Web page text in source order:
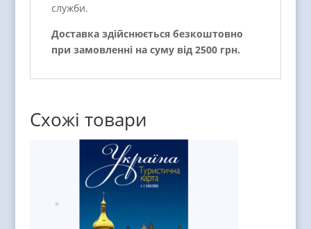
служби.
Доставка здійснюється безкоштовно
при замовленні на суму від 2500 грн.
Схожі товари